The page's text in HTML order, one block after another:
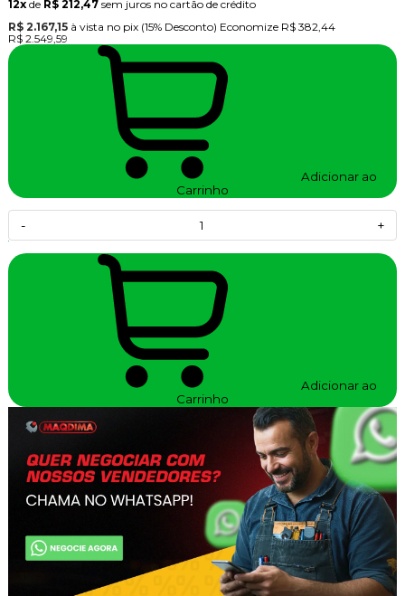
12xde R$ 212,47 sem juros no cartão de crédito
R$ 2.167,15 à vista no pix (15% Desconto) Economize R$ 382,44
R$ 2.549,59
Adicionar ao
Carrinho
- +
Adicionar ao
Carrinho